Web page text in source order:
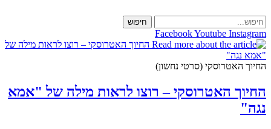
to
content
חיפוש
FacebookYoutube Instagram
החיוך האטרוסקי (סרטי נחשון)
החיוך האטרוסקי – רוצו לראות מילה של "אמא
נגה"